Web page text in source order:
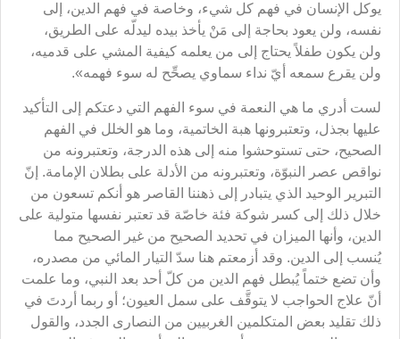
يوكل الإنسان في فهم كل شيء، وخاصة في فهم الدين، إلى
نفسه، ولن يعود بحاجة إلى مَنْ يأخذ بيده ليدلّه على الطريق،
ولن يكون طفلاً يحتاج إلى من يعلمه كيفية المشي على قدميه،
ولن يقرع سمعه أيّ نداء سماوي يصحِّح له سوء فهمه».
لست أدري ما هي النعمة في سوء الفهم التي دعتكم إلى التأكيد
عليها بجذل، وتعتبرونها هبة الخاتمية، وما هو الخلل في الفهم
الصحيح، حتى تستوحشوا منه إلى هذه الدرجة، وتعتبرونه من
نواقص عصر النبوّة، وتعتبرونه من الأدلة على بطلان الإمامة. إنّ
التبرير الوحيد الذي يتبادر إلى ذهننا القاصر هو أنكم تسعون من
خلال ذلك إلى كسر شوكة فئة خاصّة قد تعتبر نفسها متولية على
الدين، وأنها الميزان في تحديد الصحيح من غير الصحيح مما
يُنسب إلى الدين. وقد أزمعتم هنا سدّ التيار المائي من مصدره،
وأن تضع ختماً يُبطل فهم الدين من كلّ أحد بعد النبي، وما علمت
أنّ علاج الحواجب لا يتوقَّف على سمل العيون؛ أو ربما أردتَ في
ذلك تقليد بعض المتكلمين الغربيين من النصارى الجدد، والقول